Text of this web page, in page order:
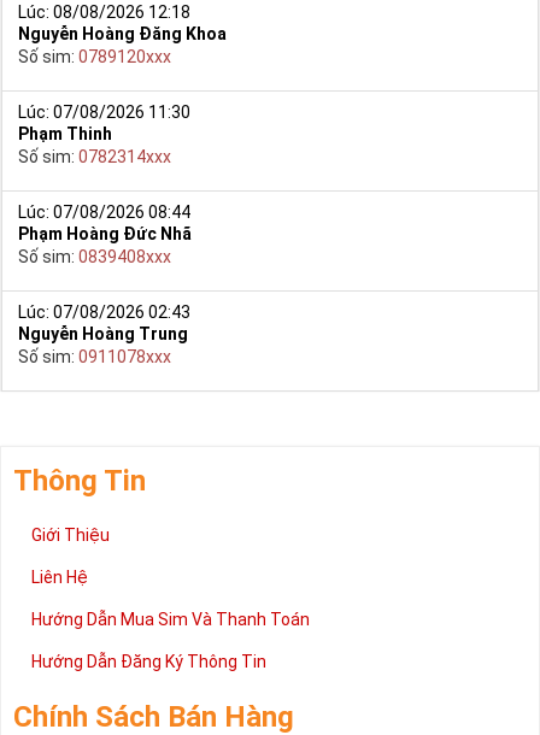
Lúc: 08/08/2026 12:18
Nguyễn Hoàng Đăng Khoa
Số sim: 0789120xxx
Lúc: 07/08/2026 11:30
Phạm Thinh
Số sim: 0782314xxx
Lúc: 07/08/2026 08:44
Phạm Hoàng Đức Nhã
Số sim: 0839408xxx
Lúc: 07/08/2026 02:43
Nguyễn Hoàng Trung
Số sim: 0911078xxx
Thông Tin
Giới Thiệu
Liên Hệ
Hướng Dẫn Mua Sim Và Thanh Toán
Hướng Dẫn Đăng Ký Thông Tin
Chính Sách Bán Hàng